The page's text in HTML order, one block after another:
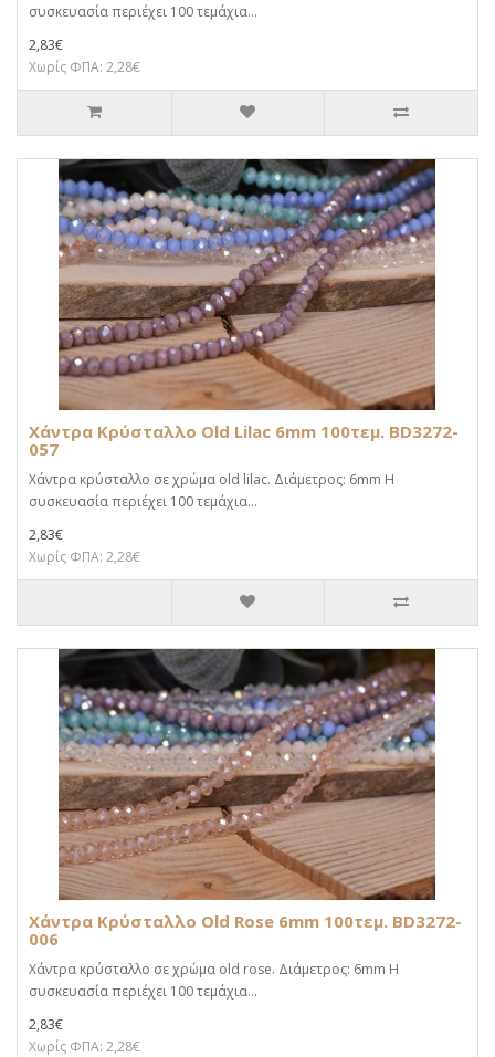
συσκευασία περιέχει 100 τεμάχια...
2,83€
Χωρίς ΦΠΑ: 2,28€
Χάντρα Κρύσταλλο Old Lilac 6mm 100τεμ. BD3272-
057
Χάντρα κρύσταλλο σε χρώμα old lilac. Διάμετρος: 6mm Η
συσκευασία περιέχει 100 τεμάχια...
2,83€
Χωρίς ΦΠΑ: 2,28€
Χάντρα Κρύσταλλο Old Rose 6mm 100τεμ. BD3272-
006
Χάντρα κρύσταλλο σε χρώμα old rose. Διάμετρος: 6mm Η
συσκευασία περιέχει 100 τεμάχια...
2,83€
Χωρίς ΦΠΑ: 2,28€